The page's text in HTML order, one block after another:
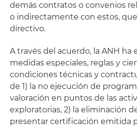
demás contratos o convenios
o indirectamente con estos,
directivo.
A través del acuerdo, la ANH ha
medidas especiales, reglas y
condiciones técnicas y
de 1) la no ejecución de
valoración en puntos de las
exploratorias, 2) la eliminación
presentar certificación emitida